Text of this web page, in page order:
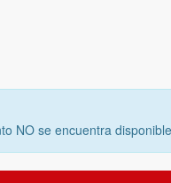
NO se encuentra